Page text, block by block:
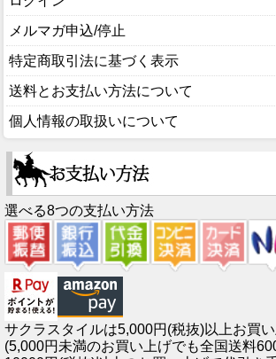
メルマガ申込/停止
特定商取引法に基づく表示
送料とお支払い方法について
個人情報の取扱いについて
選べる8つの支払い方法
サクラスタイルは5,000円(税抜)以上お買い
(5,000円未満のお買い上げでも全国送料